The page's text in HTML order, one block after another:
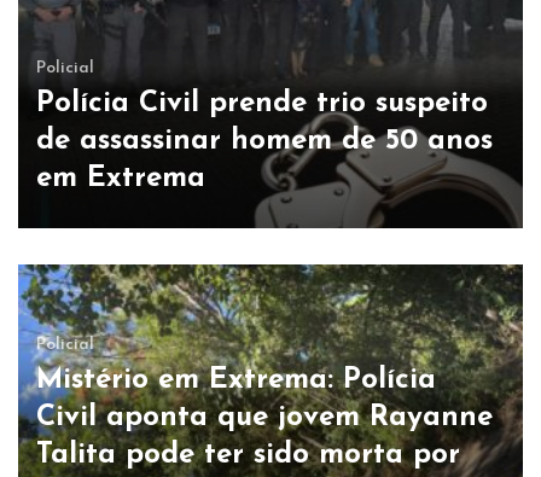
Policial
Polícia Civil prende trio suspeito
de assassinar homem de 50 anos
em Extrema
Policial
Mistério em Extrema: Polícia
Civil aponta que jovem Rayanne
Talita pode ter sido morta por